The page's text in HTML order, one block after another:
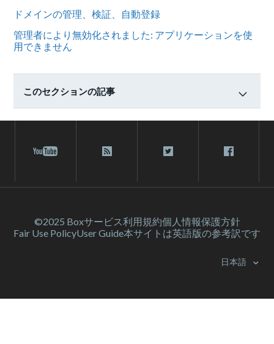
ドメインの管理、検証、自動登録
管理者により無効化されました: アプリケーションを使
用できません
このセクションの記事
©2025 Boxサービス利⽤規約個人情報保護方針
Fair Use PolicyUser Guide本サイトは英語版の参考訳です
日本語